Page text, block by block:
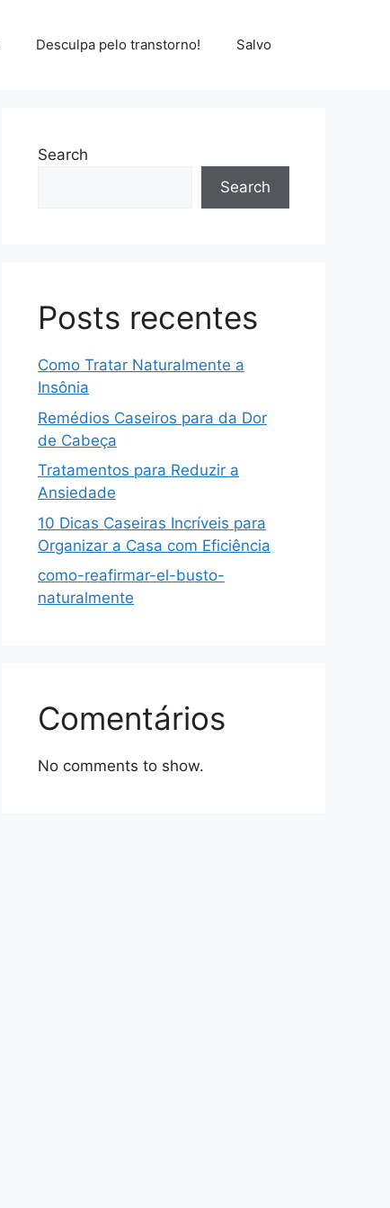
Desculpa pelo transtorno! Salvo
Search
Search
Posts recentes
Como Tratar Naturalmente a
Insônia
Remédios Caseiros para da Dor
de Cabeça
Tratamentos para Reduzir a
Ansiedade
10 Dicas Caseiras Incríveis para
Organizar a Casa com Eficiência
como-reafirmar-el-busto-
naturalmente
Comentários
No comments to show.